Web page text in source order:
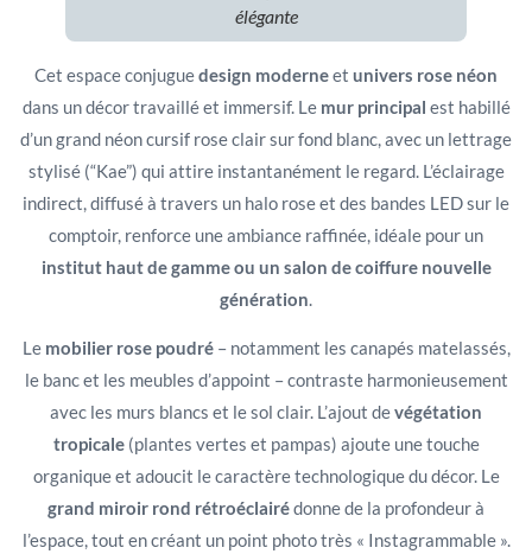
élégante
Cet espace conjuguedesign moderneet univers rose néon
dans un décor travaillé et immersif. Le mur principal est habillé
d’un grand néon cursif rose clair sur fond blanc, avec un lettrage
stylisé (“Kae”) qui attire instantanément le regard. L’éclairage
indirect, diffusé à travers un halo rose et des bandes LED sur le
comptoir, renforce une ambiance raffinée, idéale pour un
institut haut de gamme ou un salon de coiffure nouvelle
génération
Le mobilier rose poudré– notamment les canapés matelassés,
le banc et les meubles d’appoint – contraste harmonieusement
avec les murs blancs et le sol clair. L’ajout devégétation
tropicale(plantes vertes et pampas) ajoute une touche
organique et adoucit le caractère technologique du décor. Le
grand miroir rond rétroéclairédonne de la profondeur à
l’espace, tout en créant un point photo très « Instagrammable ».